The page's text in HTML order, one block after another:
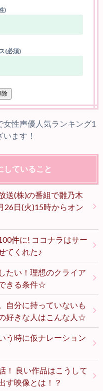
)
(必須)
性声優人気ランキング1
ます！
していること
送(株)の番組で雛乃木
26日(火)15時からオン
件に! ココナラはサー
てくれた♪
たい！理想のクライア
きる条件☆
自分に持っていないも
好きな人はこんな人☆
う時に仮ナレーション
！ 良い作品はこうして
映像とは！？